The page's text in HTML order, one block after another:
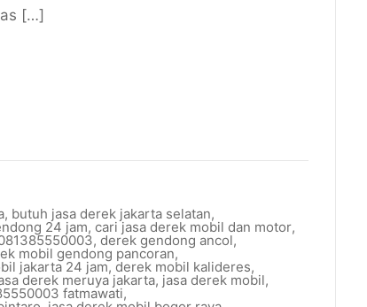
[…]
, butuh jasa derek jakarta selatan,
24 jam, cari jasa derek mobil dan motor,
, derek gendong ancol,
mobil gendong pancoran,
jakarta 24 jam, derek mobil kalideres,
derek meruya jakarta, jasa derek mobil,
fatmawati,